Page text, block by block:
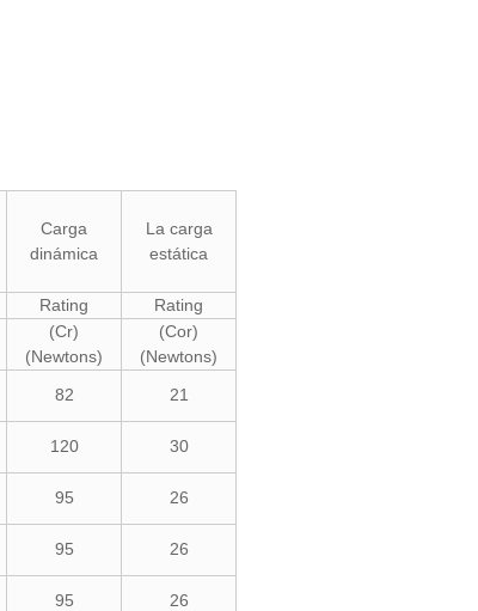
Carga
dinámica
La carga
estática
Rating
Rating
(Cr)
(Newtons)
(Cor)
(Newtons)
82 21
120 30
95 26
95 26
95 26